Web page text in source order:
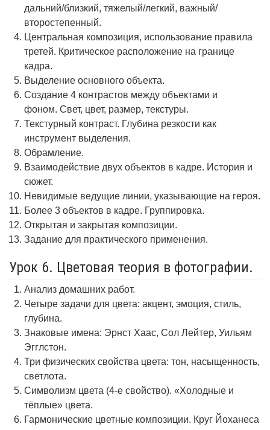
дальний/близкий, тяжелый/легкий, важный/
второстепенный.
Центральная композиция, использование правила
третей. Критическое расположение на границе
кадра.
Выделение основного объекта.
Создание 4 контрастов между объектами и
фоном. Свет, цвет, размер, текстуры.
Текстурный контраст. Глубина резкости как
инструмент выделения.
Обрамление.
Взаимодействие двух объектов в кадре. История и
сюжет.
Невидимые ведущие линии, указывающие на героя.
Более 3 объектов в кадре. Группировка.
Открытая и закрытая композиции.
Задание для практического применения.
Урок 6. Цветовая теория в фотографии.
Анализ домашних работ.
Четыре задачи для цвета: акцент, эмоция, стиль,
глубина.
Знаковые имена: Эрнст Хаас, Сол Лейтер, Уильям
Эгглстон.
Три физических свойства цвета: тон, насыщенность,
светлота.
Символизм цвета (4-е свойство). «Холодные и
тёплые» цвета.
Гармонические цветные композиции. Круг Йоханеса